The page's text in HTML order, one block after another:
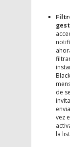
de
vez
la